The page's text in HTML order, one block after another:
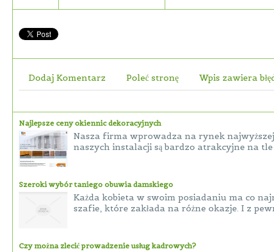
Dodaj Komentarz Poleć stronę Wpis zawiera
Najlepsze ceny okiennic dekoracyjnych
Nasza firma wprowadza na rynek
naszych instalacji są bardzo atrakcyjne na
Szeroki wybór taniego obuwia damskiego
Każda kobieta w swoim posiadaniu ma co
szafie, które zakłada na różne okazje. I z
Czy można zlecić prowadzenie usług kadrowych?